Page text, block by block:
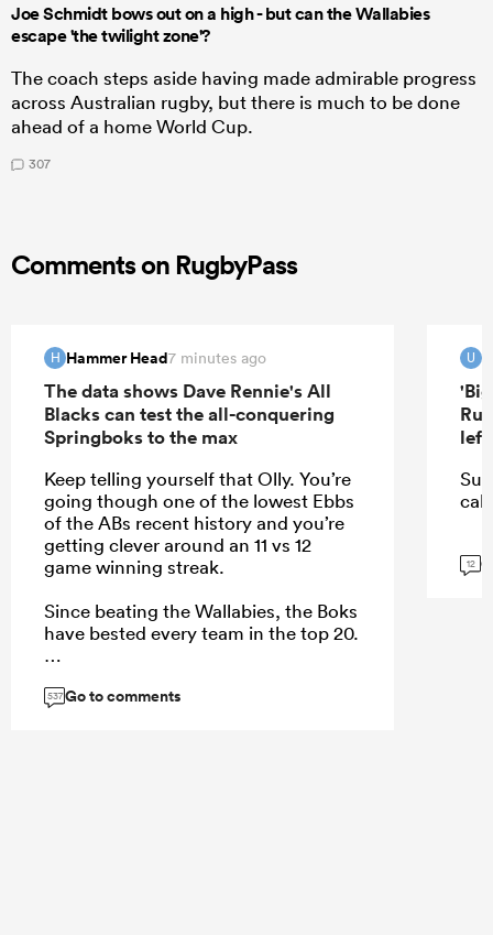
Joe Schmidt bows out on a high - but can the Wallabies
escape 'the twilight zone'?
The coach steps aside having made admirable progress
across Australian rugby, but there is much to be done
ahead of a home World Cup.
307
Comments on RugbyPass
H Hammer Head7 minutes ago
The data shows Dave Rennie's All
Blacks can test the all-conquering
Springboks to the max
Keep telling yourself that Olly. You’re
going though one of the lowest Ebbs
of the ABs recent history and you’re
getting clever around an 11 vs 12
game winning streak.
Since beating the Wallabies, the Boks
have bested every team in the top 20.
537Go to comments
U
left
12